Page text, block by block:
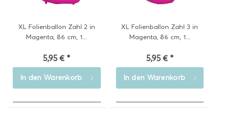
XL Folienballon Zahl 2 in
Magenta, 86 cm, 1...
5,95 € *
In den Warenkorb
XL Folienballon Zahl 3 in
Magenta, 86 cm, 1...
5,95 € *
In den Warenkorb